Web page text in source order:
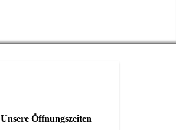
Unsere Öffnungszeiten